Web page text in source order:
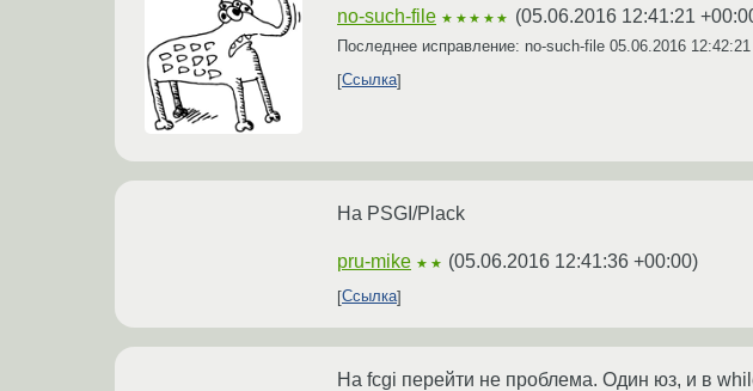
no-such-file ★★★★★ (05.06.2016 12:41:21
Последнее исправление: no-such-file 05.06.2016
Ссылка
На PSGI/Plack
pru-mike ★★ (05.06.2016 12:41:36 +00:00)
Ссылка
На fcgi перейти не проблема. Один юз, и в